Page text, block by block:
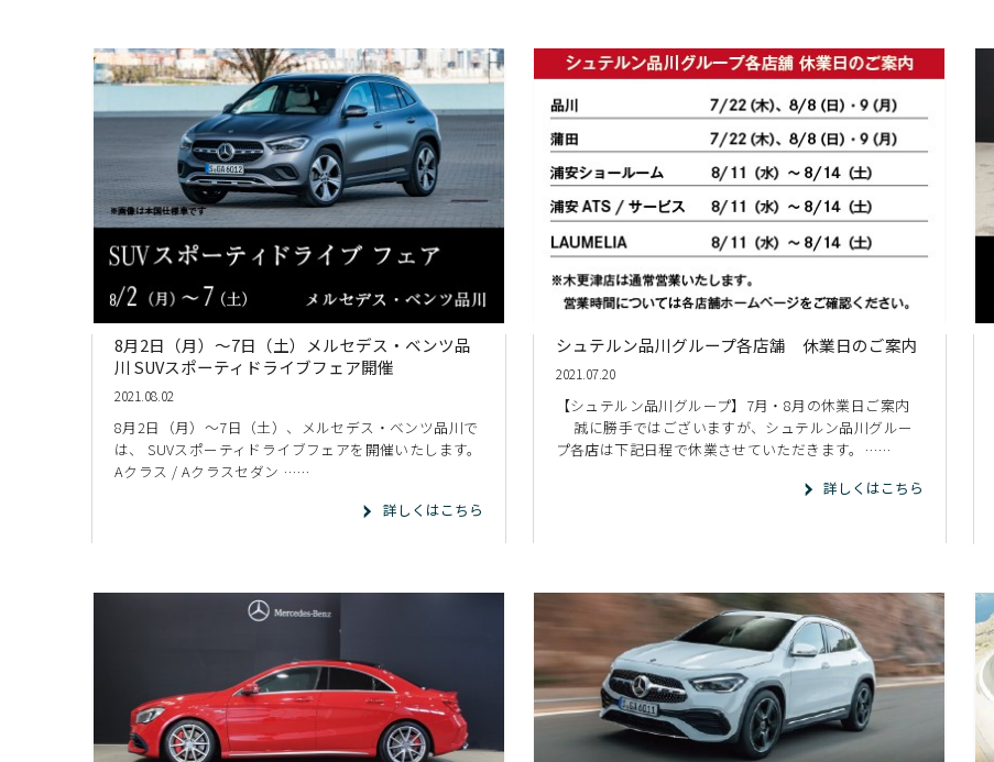
8月2日（月）～7日（土）メルセデス・ベンツ品
川 SUVスポーティドライブフェア開催
2021.08.02
8月2日（月）～7日（土）、メルセデス・ベンツ品川で
は、 SUVスポーティドライブフェアを開催いたします。
Aクラス / Aクラスセダン ……
詳しくはこちら
シュテルン品川グループ各店舗 休業日のご案内
2021.07.20
【シュテルン品川グループ】7月・8月の休業日ご案内
誠に勝手ではございますが、シュテルン品川グルー
プ各店は下記日程で休業させていただきます。……
詳しくはこちら